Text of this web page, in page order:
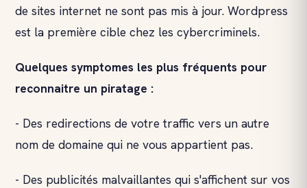
de sites internet ne sont pas mis à jour. Wordpress
est la première cible chez les cybercriminels.
Quelques symptomes les plus fréquents pour
reconnaitre un piratage :
- Des redirections de votre traffic vers un autre
nom de domaine qui ne vous appartient pas.
- Des publicités malvaillantes qui s'affichent sur vos